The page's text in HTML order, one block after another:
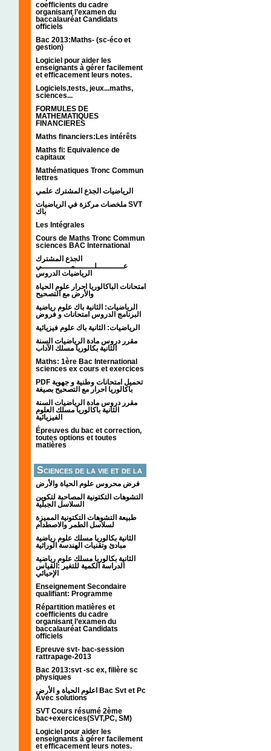
coefficients du cadre
organisant l’examen du
baccalauréat Candidats
officiels
Bac 2013:Maths- (sc-éco et
gestion)
Logiciel pour aider les
enseignants à gérer facilement
et efficacement leurs notes.
Logiciels,tests, jeux...maths,
sciences...
FORMULES DE
MATHEMATIQUES
FINANCIERES
Maths financiers:Les intérêts
Maths fi: Equivalence de
capitaux
Mathématiques Tronc Commun
lettres
الرياضيات الجذع المشترك علمي
ملخصات مركزة في الرياضيات SVT
باك
Les Intégrales
Cours de Maths Tronc Commun
sciences BAC International
الجذع المشترك
عـــــــــــلــــــــمــــــــــــي
الرياضيات الدروس
امتحانات الباكالوريا احرار علوم الحياة
والأرض مع التصحيح
الرياضيات: الثانية باك علوم رياضية
البرنامج الدروس امتحانات و فروض
الرياضيات: الثانية باك علوم فيزيائية
مقرر دروس مادة الرياضيات السنة
الثانية بكالوريا مسلك الآداب
Maths: 1ère Bac International
sciences ex cours et exercices
PDF تحميل امتحانات وطنية و جهوية
باكالوريا احرار مع التصحيح بصيغة
مقرر دروس مادة الرياضيات السنة
الثانية باكالوريا مسلك العلوم
الفيزيائية
Épreuves du bac et correction,
toutes options et toutes
matières
Sciences de la vie et de la
terre
فرض محروس علوم الحياة والأرض
التشوهات التكتونیة المصاحبة لتكوین
السلاسل الجبلیة
طبيعة التشوهات التكتونية المميزة
لسلاسل الطمر والاصطدام
الثانية بكالوريا مسلك علوم رياضية
مبادئ وتقنيات الهندسة الوراثية
الثانية بكالوريا مسلك علوم رياضية
الدراسة الكمية للتغير :القياس
الإحيائي
Enseignement Secondaire
qualifiant: Programme
Répartition matières et
coefficients du cadre
organisant l’examen du
baccalauréat Candidats
officiels
Epreuve svt- bac-session
rattrapage-2013
Bac 2013:svt -sc ex, filière sc
physiques
اعلوم الحياة و الأرض Bac Svt et Pc
Avec solutions
SVT Cours résumé 2ème
bac+exercices(SVT,PC, SM)
Logiciel pour aider les
enseignants à gérer facilement
et efficacement leurs notes.